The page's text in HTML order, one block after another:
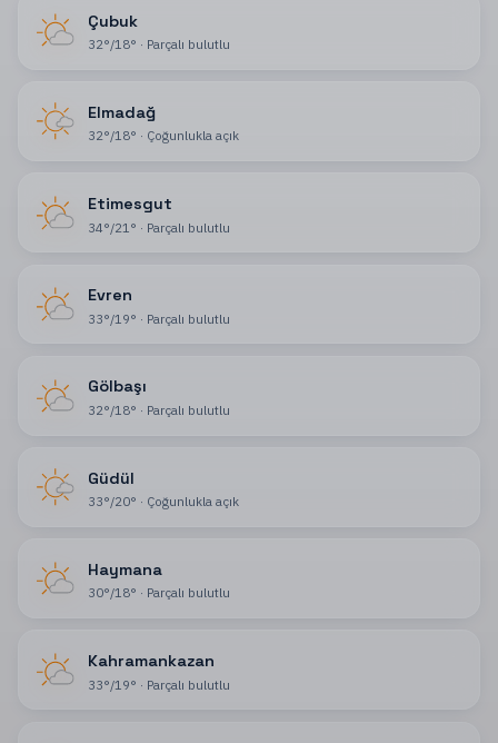
Çubuk
32°/18° · Parçalı bulutlu
Elmadağ
32°/18° · Çoğunlukla açık
Etimesgut
34°/21 ° · Parçalı bulutlu
Evren
33°/19° · Parçalı bulutlu
Gölbaşı
32°/18° · Parçalı bulutlu
Güdül
33°/20° · Çoğunlukla açık
Haymana
30°/18° · Parçalı bulutlu
Kahramankazan
33°/19° · Parçalı bulutlu